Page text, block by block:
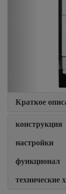
Краткое
конструкция
настройки
функционал
технические